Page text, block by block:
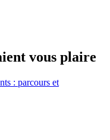
vous plaire